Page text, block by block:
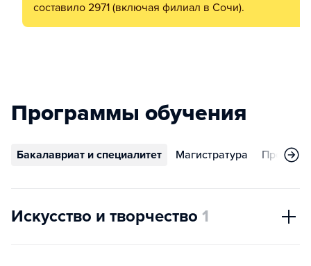
составило 2971 (включая филиал в Сочи).
Программы обучения
Бакалавриат и специалитет Магистратура
Искусство и творчество 1